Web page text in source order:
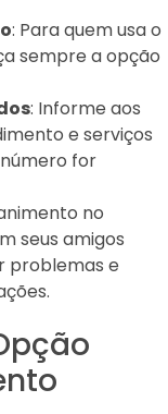
: Para quem usa o
sempre a opção
: Informe aos
e serviços
for
no
seus amigos
problemas e